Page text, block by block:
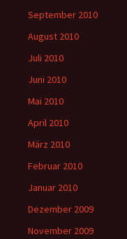
September 2010
August 2010
Juli 2010
Juni 2010
Mai 2010
April 2010
März 2010
Februar 2010
Januar 2010
Dezember 2009
November 2009